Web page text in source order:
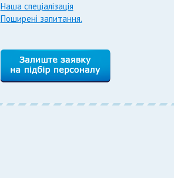
Наша спеціалізація
Поширені запитання.